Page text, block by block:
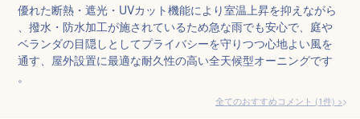
優れた断熱・遮光・UVカット機能により室温上昇を抑えながら
、撥水・防水加工が施されているため急な雨でも安心で、庭や
ベランダの目隠しとしてプライバシーを守りつつ心地よい風を
通す、屋外設置に最適な耐久性の高い全天候型オーニングです
。
全てのおすすめコメント (1件) >